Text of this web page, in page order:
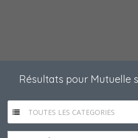
Résultats pour Mutuelle
TOUTES LES CATEGORIES